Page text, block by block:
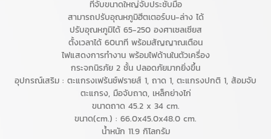
ที่จับขนาดใหญ่จับประชับมือ
สามารถปรับอุณหภูมิฮีตเตอร์บน-ล่าง ได้
ปรับอุณหภูมิได้ 65-250 องศาเซลเซียส
ตั้งเวลาได้ 60นาที พร้อมสัญญาณเตือน
ไฟแสดงการทำงาน พร้อมไฟด้านในตัวเครื่อง
กระจกนิรภัย 2 ชั้น ปลอดภัยมากยิ่งขึ้น
อุปกรณ์เสริม : ตะแกรงเฟร้นช์ฟรายส์ 1, ถาด 1, ตะแกรงปกติ 1, ส้อมจับ
ตะแกรง, มือจับถาด, เหล็กย่างไก่
ขนาดถาด 45.2 x 34 cm.
ขนาด(cm.) : 66.0x45.0x48.0 cm.
น้ำหนัก 11.9 กิโลกรัม